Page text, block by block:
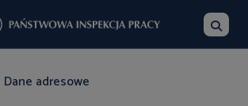
Dane adresowe
Szukaj